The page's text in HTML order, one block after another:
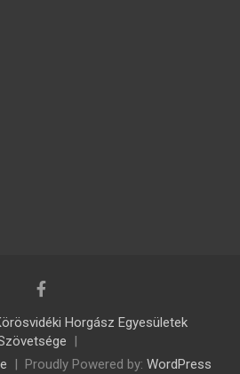
Horgász Egyesületek
Proudly Powered by: WordPress